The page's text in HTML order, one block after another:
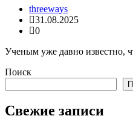
threeways
31.08.2025
0
Ученым уже давно известно,
Поиск
Свежие записи